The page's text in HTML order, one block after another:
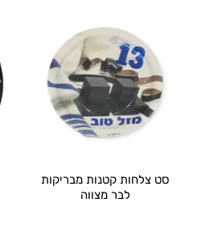
סט צלחות קטנות מבריקות
לבר מצווה